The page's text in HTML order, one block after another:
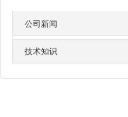
公司新闻
技术知识